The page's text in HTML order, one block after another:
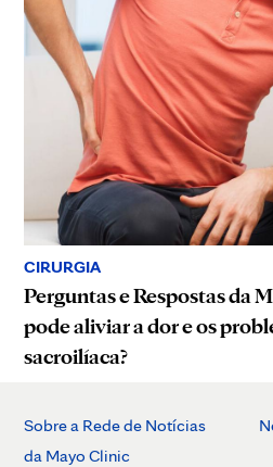
CIRURGIA
Perguntas e Respostas da
pode aliviar a dor e os
sacroilíaca?
Sobre a Rede de Notícias
da Mayo Clinic